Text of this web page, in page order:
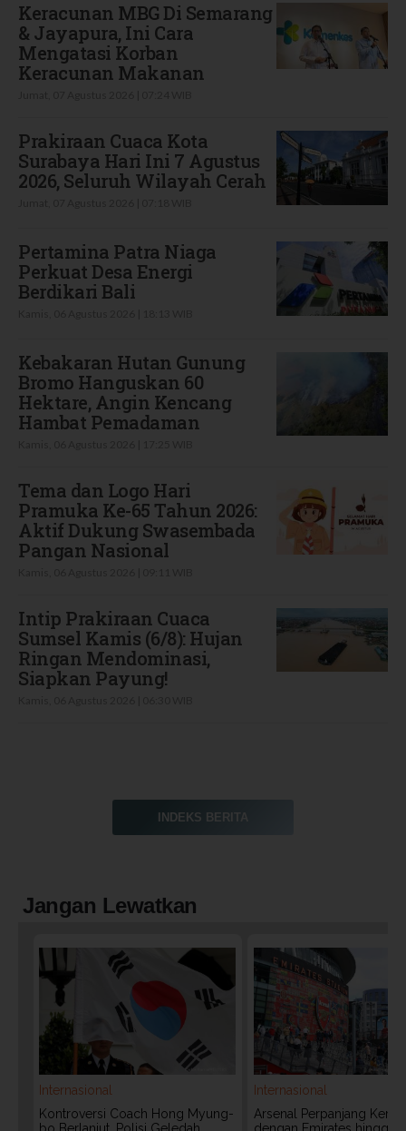
Keracunan MBG Di Semarang
& Jayapura, Ini Cara
Mengatasi Korban
Keracunan Makanan
Prakiraan Cuaca Kota
Surabaya Hari Ini 7 Agustus
2026, Seluruh Wilayah Cerah
Pertamina Patra Niaga
Perkuat Desa Energi
Berdikari Bali
Kebakaran Hutan Gunung
Bromo Hanguskan 60
Hektare, Angin Kencang
Hambat Pemadaman
Tema dan Logo Hari
Pramuka Ke-65 Tahun 2026:
Aktif Dukung Swasembada
Pangan Nasional
Intip Prakiraan Cuaca
Sumsel Kamis (6/8): Hujan
Ringan Mendominasi,
Siapkan Payung!
INDEKS BERITA
Jangan Lewatkan
Internasional
Kontroversi Coach Hong Myung-
Internasional
Arsenal Perpanjang Kerja